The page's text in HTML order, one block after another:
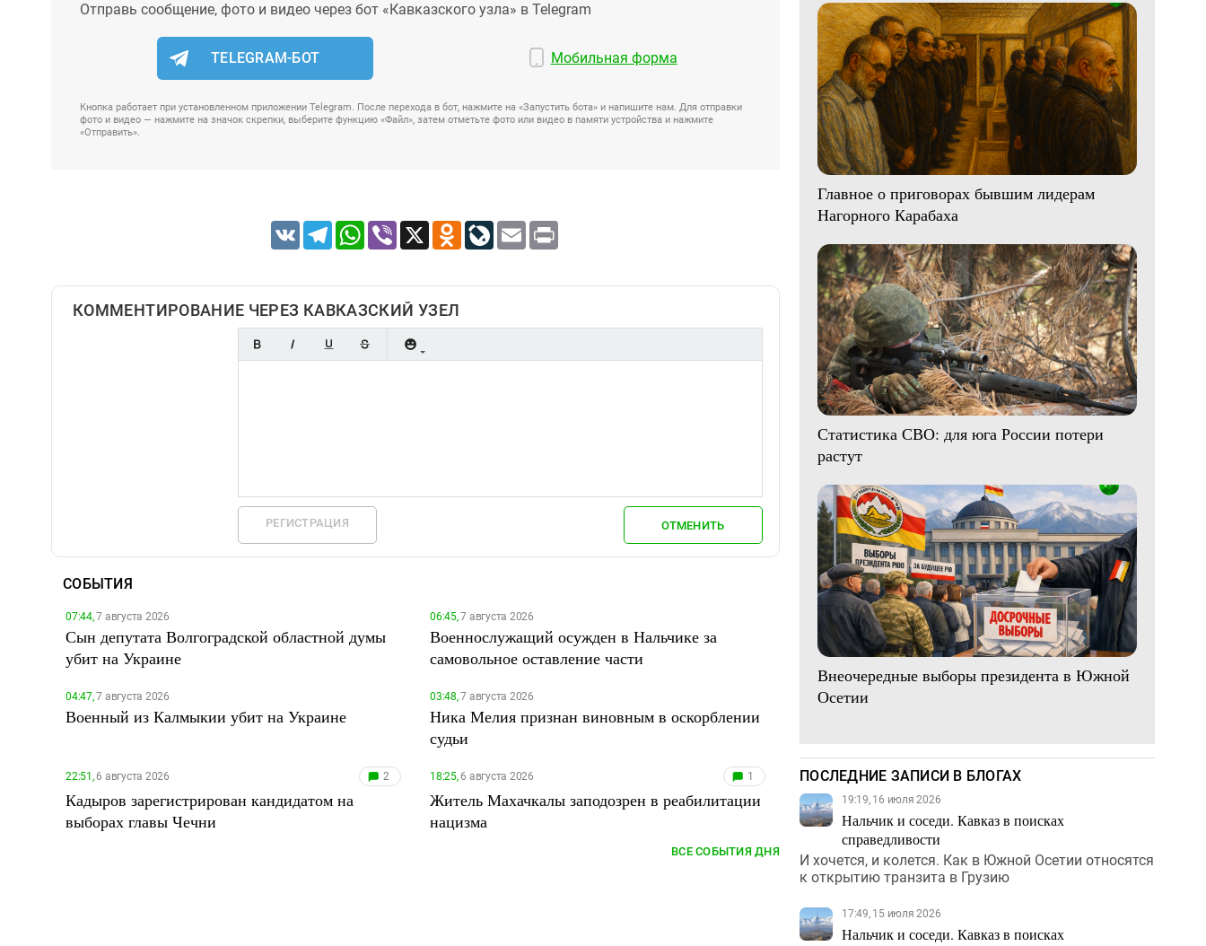
Отправь сообщение, фото и видео через бот «Кавказского узла» в Telegram
TELEGRAM-БОТ Мобильная форма
Кнопка работает при установленном приложении Telegram. После перехода в бот, нажмите на «Запустить бота» и напишите нам. Для отправки
фото и видео — нажмите на значок скрепки, выберите функцию «Файл», затем отметьте фото или видео в памяти устройства и нажмите
«Отправить».
VK TelegramWhatsApp
Viber X Odnoklassniki
LiveJournal
Email
КОММЕНТИРОВАНИЕ ЧЕРЕЗ КАВКАЗСКИЙ УЗЕЛ
РЕГИСТРАЦИЯ ОТМЕНИТЬ
СОБЫТИЯ
07:44,7 августа 2026
Сын депутата Волгоградской областной думы
убит на Украине
06:45,7 августа 2026
Военнослужащий осужден в Нальчике за
самовольное оставление части
04:47,7 августа 2026
Военный из Калмыкии убит на Украине
03:48,7 августа 2026
Ника Мелия признан виновным в оскорблении
судьи
22:51,6 августа 2026 2
Кадыров зарегистрирован кандидатом на
выборах главы Чечни
18:25,6 августа 2026 1
Житель Махачкалы заподозрен в реабилитации
нацизма
ВСЕ СОБЫТИЯ ДНЯ
Главное о приговорах бывшим лидерам
Нагорного Карабаха
Статистика СВО: для юга России потери
растут
Внеочередные выборы президента в Южной
Осетии
ПОСЛЕДНИЕ ЗАПИСИ В БЛОГАХ
19:19, 16 июля 2026
Нальчик и соседи. Кавказ в поисках
справедливости
И хочется, и колется. Как в Южной Осетии относятся
к открытию транзита в Грузию
17:49, 15 июля 2026
Нальчик и соседи. Кавказ в поисках